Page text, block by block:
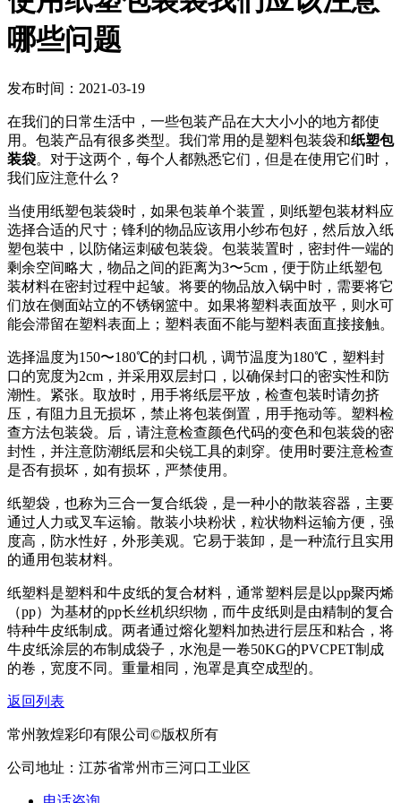
哪些问题
发布时间：2021-03-19
在我们的日常生活中，一些包装产品在大大小小的地方都使
用。包装产品有很多类型。我们常用的是塑料包装袋和纸塑包
装袋。对于这两个，每个人都熟悉它们，但是在使用它们时，
我们应注意什么？
当使用纸塑包装袋时，如果包装单个装置，则纸塑包装材料应
选择合适的尺寸；锋利的物品应该用小纱布包好，然后放入纸
塑包装中，以防储运刺破包装袋。包装装置时，密封件一端的
剩余空间略大，物品之间的距离为3〜5cm，便于防止纸塑包
装材料在密封过程中起皱。将要的物品放入锅中时，需要将它
们放在侧面站立的不锈钢篮中。如果将塑料表面放平，则水可
能会滞留在塑料表面上；塑料表面不能与塑料表面直接接触。
选择温度为150〜180℃的封口机，调节温度为180℃，塑料封
口的宽度为2cm，并采用双层封口，以确保封口的密实性和防
潮性。紧张。取放时，用手将纸层平放，检查包装时请勿挤
压，有阻力且无损坏，禁止将包装倒置，用手拖动等。塑料检
查方法包装袋。后，请注意检查颜色代码的变色和包装袋的密
封性，并注意防潮纸层和尖锐工具的刺穿。使用时要注意检查
是否有损坏，如有损坏，严禁使用。
纸塑袋，也称为三合一复合纸袋，是一种小的散装容器，主要
通过人力或叉车运输。散装小块粉状，粒状物料运输方便，强
度高，防水性好，外形美观。它易于装卸，是一种流行且实用
的通用包装材料。
纸塑料是塑料和牛皮纸的复合材料，通常塑料层是以pp聚丙烯
（pp）为基材的pp长丝机织织物，而牛皮纸则是由精制的复合
特种牛皮纸制成。两者通过熔化塑料加热进行层压和粘合，将
牛皮纸涂层的布制成袋子，水泡是一卷50KG的PVCPET制成
的卷，宽度不同。重量相同，泡罩是真空成型的。
返回列表
常州敦煌彩印有限公司©版权所有
公司地址：江苏省常州市三河口工业区